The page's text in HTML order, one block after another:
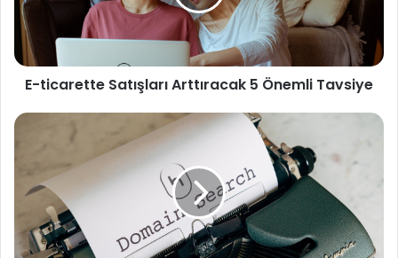
Önemli
Tavsiye
E-ticarette Satışları Arttıracak 5 Önemli Tavsiye
En
(Alan
Adı)
Firmaları